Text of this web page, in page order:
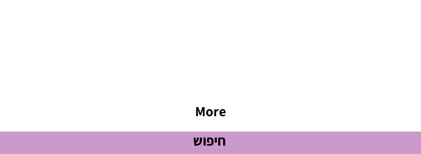
More
חיפוש